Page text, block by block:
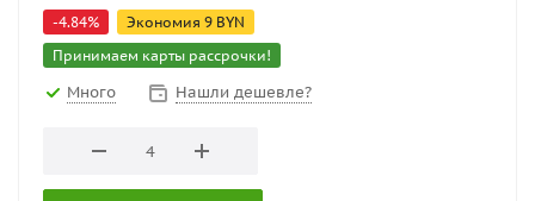
-4.84% Экономия 9 BYN
Принимаем карты рассрочки!
Много Нашли дешевле?